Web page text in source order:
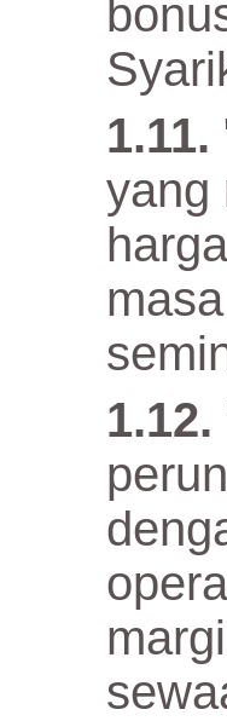
yang